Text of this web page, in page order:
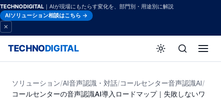
TECHNODIGITAL ｜AIが現場にもたらす変化を、部門別・用途別に解説
AIソリューション相談はこちら →
TECHNODIGITAL
ソリューション/AI音声認識・対話/コールセンター音声認識AI/
コールセンターの音声認識AI導入ロードマップ｜失敗しないワ